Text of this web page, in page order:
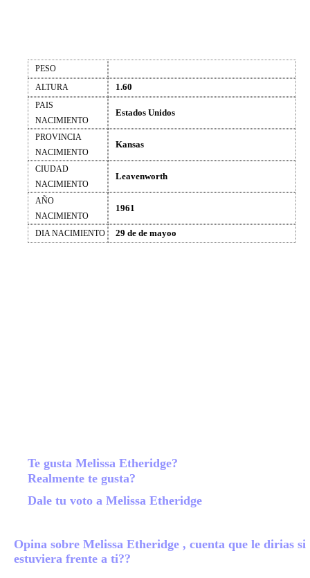
PESO
ALTURA
1.60
PAIS
NACIMIENTO
Estados Unidos
PROVINCIA
NACIMIENTO
Kansas
CIUDAD
NACIMIENTO
Leavenworth
AÑO
NACIMIENTO
1961
DIA NACIMIENTO 29 de de mayoo
Te gusta Melissa Etheridge?
Realmente te gusta?
Dale tu voto a Melissa Etheridge
Opina sobre Melissa Etheridge , cuenta que le dirias si
estuviera frente a ti??